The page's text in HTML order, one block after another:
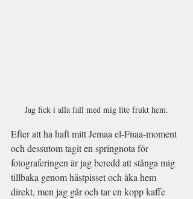
Jag fick i alla fall med mig lite frukt hem.
Efter att ha haft mitt Jemaa el-Fnaa-moment
och dessutom tagit en springnota för
fotograferingen är jag beredd att stånga mig
tillbaka genom hästpisset och åka hem
direkt, men jag går och tar en kopp kaffe